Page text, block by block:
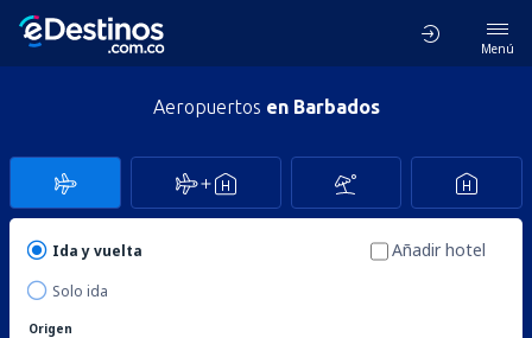
Menú
Aeropuertos en Barbados
Ida y vuelta
Solo ida
Añadir hotel
Origen